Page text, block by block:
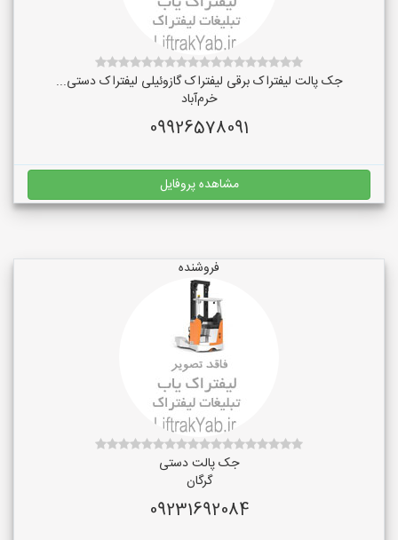
جک پالت لیفتراک برقی لیفتراک گازوئیلی لیفتراک دستی...
خرم‌آباد
09926578091
مشاهده پروفایل
فروشنده
جک پالت دستی
گرگان
09231692084